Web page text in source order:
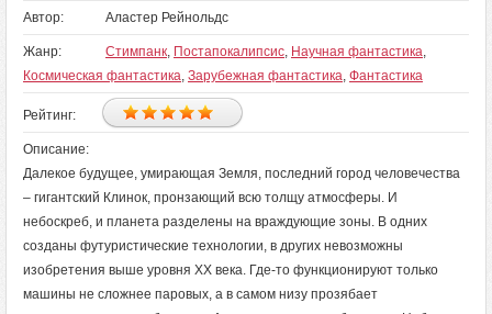
Автор: Аластер Рейнольдс
Жанр: Стимпанк, Постапокалипсис, Научная фантастика,
Космическая фантастика, Зарубежная фантастика, Фантастика
Рейтинг:
Описание:
Далекое будущее, умирающая Земля, последний город человечества
– гигантский Клинок, пронзающий всю толщу атмосферы. И
небоскреб, и планета разделены на враждующие зоны. В одних
созданы футуристические технологии, в других невозможны
изобретения выше уровня XX века. Где-то функционируют только
машины не сложнее паровых, а в самом низу прозябает